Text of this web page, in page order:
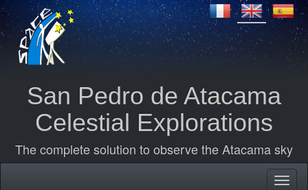
San Pedro de Atacama
Celestial Explorations
The complete solution to observe the Atacama sky